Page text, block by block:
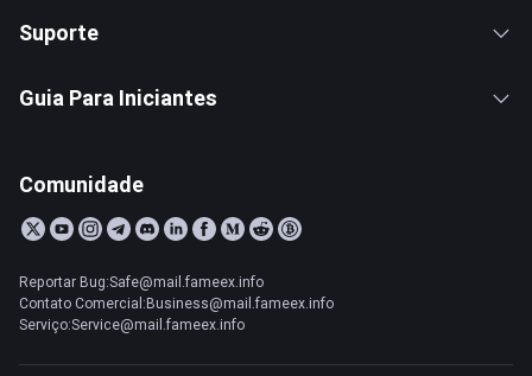
Suporte
Guia Para Iniciantes
Comunidade
Reportar Bug:Safe@mail.fameex.info
Contato Comercial:Business@mail.fameex.info
Serviço:Service@mail.fameex.info